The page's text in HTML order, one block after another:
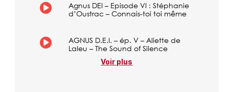
Agnus DEI – Episode VI : Stéphanie
d’Oustrac – Connais-toi toi même
AGNUS D.E.I. – ép. V – Aliette de
Laleu – The Sound of Silence
Voir plus